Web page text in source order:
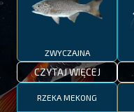
ZWYCZAJNA
CZYTAJ WIĘCEJ
RZEKA MEKONG